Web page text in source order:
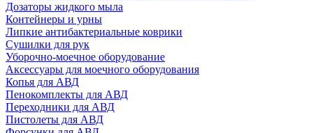
Дозаторы жидкого мыла
Контейнеры и урны
Липкие антибактериальные коврики
Сушилки для рук
Уборочно-моечное оборудование
Аксессуары для моечного оборудования
Копья для АВД
Пенокомплекты для АВД
Переходники для АВД
Пистолеты для АВД